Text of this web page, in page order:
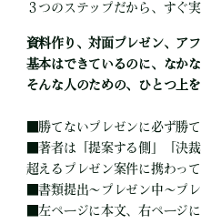
３つのステップだから、すぐ
資料作り、対面プレゼン、アフ
基本はできているのに、なかな
そんな人のための、ひとつ上
勝てないプレゼンに必ず勝
■著者は「提案する側」「決
超えるプレゼン案件に携わっ
■書類提出～プレゼン中～プ
■左ページに本文、右ページ